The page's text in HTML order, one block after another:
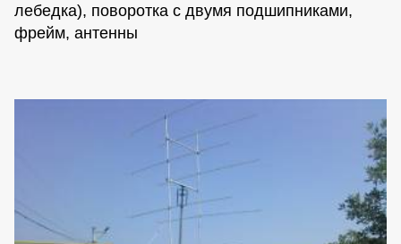
лебедка), поворотка с двумя подшипниками,
фрейм, антенны